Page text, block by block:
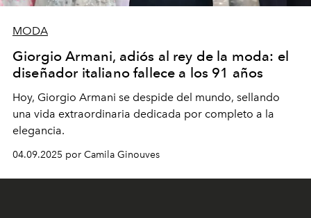
MODA
Giorgio Armani, adiós al rey de la moda: el
diseñador italiano fallece a los 91 años
Hoy, Giorgio Armani se despide del mundo, sellando
una vida extraordinaria dedicada por completo a la
elegancia.
04.09.2025 por Camila Ginouves